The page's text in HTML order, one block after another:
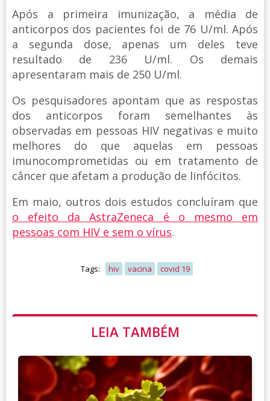
Após a primeira imunização, a média de
anticorpos dos pacientes foi de 76 U/ml. Após
a segunda dose, apenas um deles teve
resultado de 236 U/ml. Os demais
apresentaram mais de 250 U/ml.
Os pesquisadores apontam que as respostas
dos anticorpos foram semelhantes às
observadas em pessoas HIV negativas e muito
melhores do que aquelas em pessoas
imunocomprometidas ou em tratamento de
câncer que afetam a produção de linfócitos.
Em maio, outros dois estudos concluíram que
o efeito da AstraZeneca é o mesmo em
pessoas com HIV e sem o vírus.
Tags: hiv vacina covid 19
LEIA TAMBÉM